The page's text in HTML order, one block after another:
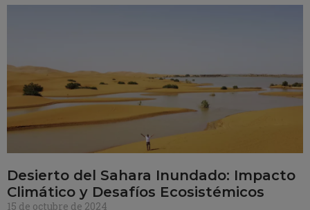
Desierto del Sahara Inundado: Impacto
Climático y Desafíos Ecosistémicos
15 de octubre de 2024